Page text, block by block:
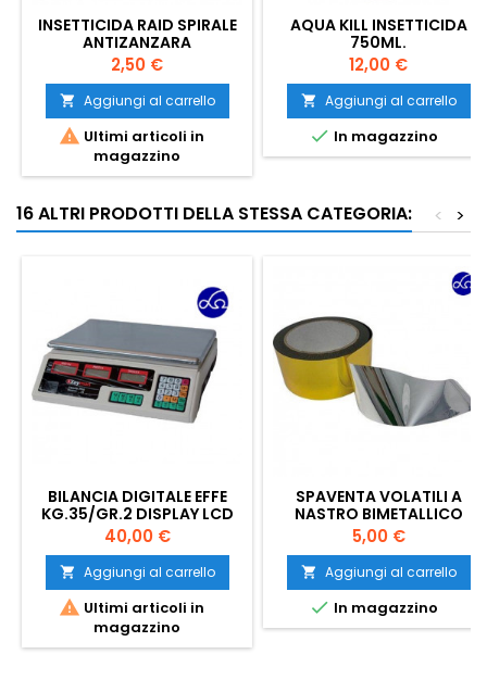
INSETTICIDA RAID SPIRALE
ANTIZANZARA
Prezzo
2,50 €
 Aggiungi al carrello
 Ultimi articoli in
magazzino
AQUA KILL INSETTICIDA
750ML.
Prezzo
12,00 €
 Aggiungi al carrello
 In magazzino
16 ALTRI PRODOTTI DELLA STESSA CATEGORIA: >
<
BILANCIA DIGITALE EFFE
KG.35/GR.2 DISPLAY LCD
Prezzo
40,00 €
 Aggiungi al carrello
 Ultimi articoli in
magazzino
SPAVENTA VOLATILI A
NASTRO BIMETALLICO
STARS MM 50 MT 100
Prezzo
5,00 €
 Aggiungi al carrello
 In magazzino